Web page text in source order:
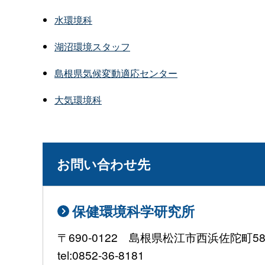
水環境科
湖沼環境スタッフ
島根県気候変動適応センター
大気環境科
お問い合わせ先
保健環境科学研究所
〒690-0122 島根県松江市西浜佐陀町
tel:0852-36-8181